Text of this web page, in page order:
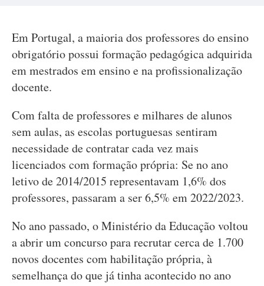
Em Portugal, a maioria dos professores do ensino
obrigatório possui formação pedagógica adquirida
em mestrados em ensino e na profissionalização
docente.
Com falta de professores e milhares de alunos
sem aulas, as escolas portuguesas sentiram
necessidade de contratar cada vez mais
licenciados com formação própria: Se no ano
letivo de 2014/2015 representavam 1,6% dos
professores, passaram a ser 6,5% em 2022/2023.
No ano passado, o Ministério da Educação voltou
a abrir um concurso para recrutar cerca de 1.700
novos docentes com habilitação própria, à
semelhança do que já tinha acontecido no ano